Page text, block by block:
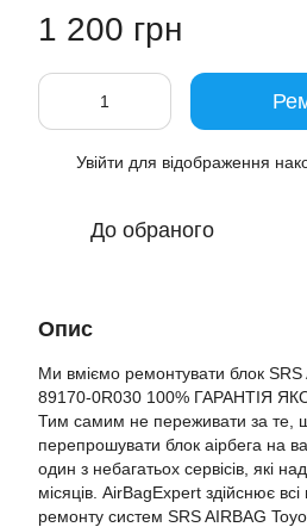
1 200 грн
Увійти для відображення
До обраного
Опис
Ми вміємо ремонтувати блок
89170-0R030 100% ГАРАНТІЯ
Тим самим не переживати за те,
перепрошувати блок аірбега на
один з небагатьох сервісів, які
місяців. AirBagExpert здійснює всі
ремонту систем SRS AIRBAG